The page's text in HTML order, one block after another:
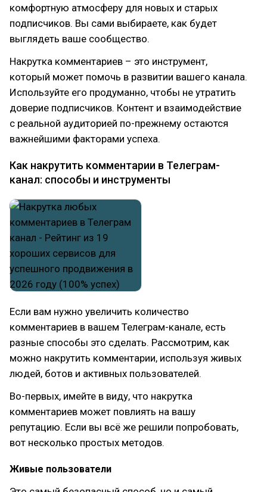
комфортную атмосферу для новых и старых
подписчиков. Вы сами выбираете, как будет
выглядеть ваше сообщество.
Накрутка комментариев – это инструмент,
который может помочь в развитии вашего канала.
Используйте его продуманно, чтобы не утратить
доверие подписчиков. Контент и взаимодействие
с реальной аудиторией по-прежнему остаются
важнейшими факторами успеха.
Как накрутить комментарии в Телеграм-
канал: способы и инструменты
Если вам нужно увеличить количество
комментариев в вашем Телеграм-канале, есть
разные способы это сделать. Рассмотрим, как
можно накрутить комментарии, используя живых
людей, ботов и активных пользователей.
Во-первых, имейте в виду, что накрутка
комментариев может повлиять на вашу
репутацию. Если вы всё же решили попробовать,
вот несколько простых методов.
Живые пользователи